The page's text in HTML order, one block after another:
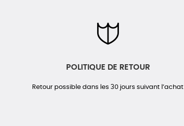
POLITIQUE DE RETOUR
Retour possible dans les 30 jours suivant l’achat